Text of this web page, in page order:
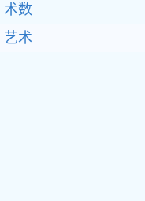
术数
艺术